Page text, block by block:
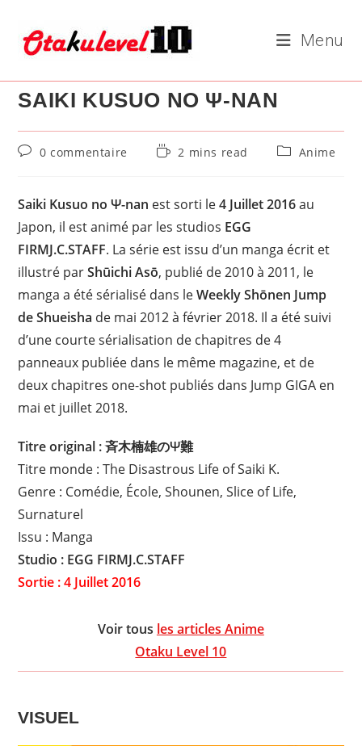
content
Menu
SAIKI KUSUO NO Ψ-NAN
Commentaires
publication :
0 commentaire
Temps2 mins read
PostAnime
Saiki Kusuo no Ψ-nan est sorti le4 Juillet 2016au
Japon, il est animé par les studios EGG
FIRMJ.C.STAFF. La série est issu d’un manga écrit et
illustré parShūichi Asō, publié de 2010 à 2011, le
manga a été sérialisé dans leWeekly Shōnen Jump
de Shueisha de mai 2012 à février 2018. Il a été suivi
d’une courte sérialisation de chapitres de 4
panneaux publiée dans le même magazine, et de
deux chapitres one-shot publiés dans Jump GIGA en
mai et juillet 2018.
Titre original : 斉木楠雄のΨ難
Titre monde : The Disastrous Life of Saiki K.
Genre : Comédie, École, Shounen, Slice of Life,
Surnaturel
Issu : Manga
Studio : EGG FIRMJ.C.STAFF
Sortie : 4 Juillet 2016
Voir tous les articles Anime
Otaku Level 10
VISUEL